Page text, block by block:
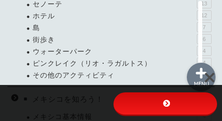
セノーテ 13
ホテル 12
島 7
街歩き 6
ウォーターパーク 4
ピンクレイク（リオ・ラガルトス） 4
その他のアクティビティ 8
メキシコを知ろう！
メキシコ基本情報 4
MENU